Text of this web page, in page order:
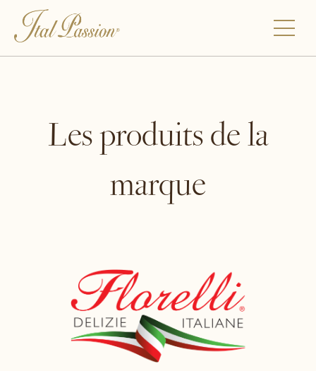
Les produits de la
marque